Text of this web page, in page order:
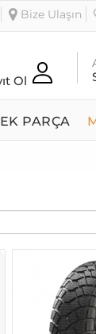
Bize Ulaşın
Ol
PARÇA